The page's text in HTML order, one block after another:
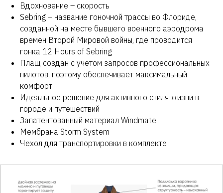
Вдохновение – скорость
Sebring – название гоночной трассы во Флориде,
созданной на месте бывшего военного аэродрома
времен Второй Мировой войны, где проводится
гонка 12 Hours of Sebring
Плащ создан с учетом запросов профессиональных
пилотов, поэтому обеспечивает максимальный
комфорт
Идеальное решение для активного стиля жизни в
городе и путешествий
Запатентованный материал Windmate
Мембрана Storm System
Чехол для транспортировки в комплекте